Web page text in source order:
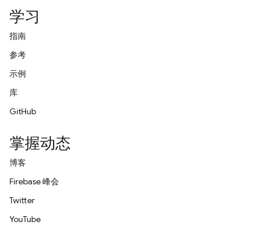
学习
指南
参考
示例
库
GitHub
掌握动态
博客
Firebase 峰会
Twitter
YouTube